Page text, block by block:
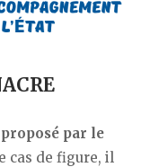
proposé par le
cas de figure, il